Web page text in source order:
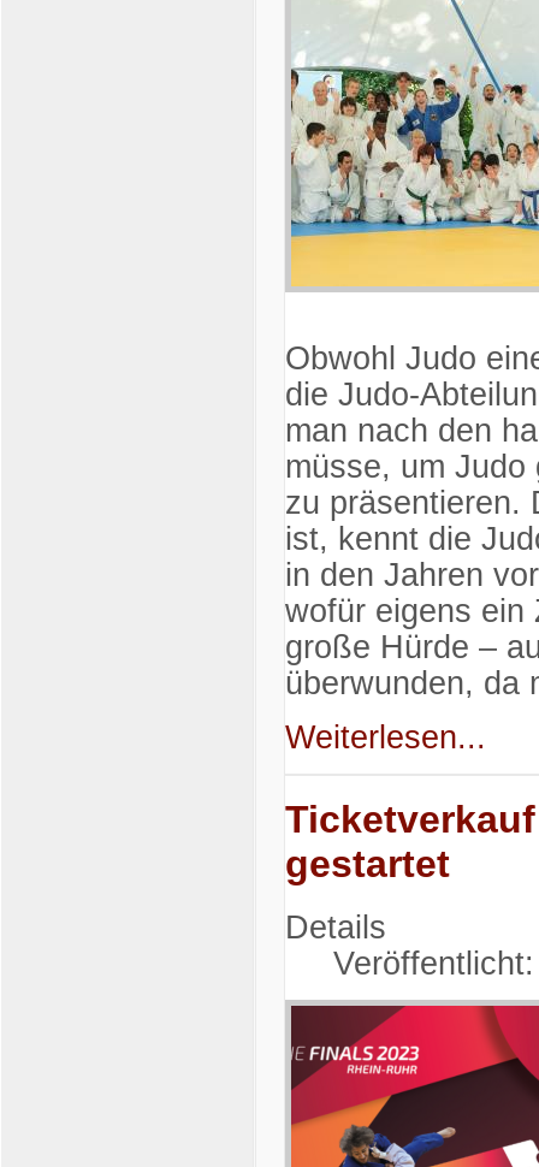
Obwohl Judo
die Judo-
man nach den
müsse, um Judo
zu präsentieren.
ist, kennt die
in den Jahren
wofür eigens ein
große Hürde –
überwunden, da
Weiterlesen...
gestartet
Details